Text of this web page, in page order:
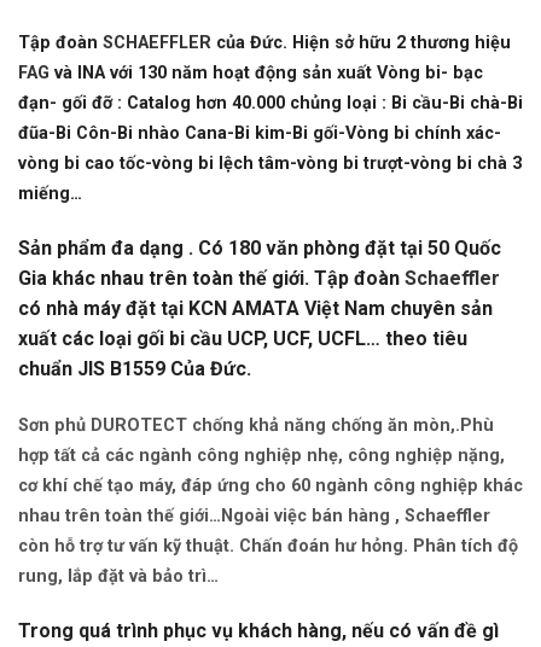
Tập đoàn SCHAEFFLER của Đức. Hiện sở hữu 2 thương hiệu
FAG và INA với 130 năm hoạt động sản xuất Vòng bi- bạc
đạn- gối đỡ : Catalog hơn 40.000 chủng loại : Bi cầu-Bi chà-Bi
đũa-Bi Côn-Bi nhào Cana-Bi kim-Bi gối-Vòng bi chính xác-
vòng bi cao tốc-vòng bi lệch tâm-vòng bi trượt-vòng bi chà 3
miếng…
Sản phẩm đa dạng . Có 180 văn phòng đặt tại 50 Quốc
Gia khác nhau trên toàn thế giới. Tập đoàn Schaeffler
có nhà máy đặt tại KCN AMATA Việt Nam chuyên sản
xuất các loại gối bi cầu UCP, UCF, UCFL… theo tiêu
chuẩn JIS B1559 Của Đức.
Sơn phủ DUROTECT chống khả năng chống ăn mòn,.Phù
hợp tất cả các ngành công nghiệp nhẹ, công nghiệp nặng,
cơ khí chế tạo máy, đáp ứng cho 60 ngành công nghiệp khác
nhau trên toàn thế giới…Ngoài việc bán hàng , Schaeffler
còn hỗ trợ tư vấn kỹ thuật. Chấn đoán hư hỏng. Phân tích độ
rung, lắp đặt và bảo trì…
Trong quá trình phục vụ khách hàng, nếu có vấn đề gì